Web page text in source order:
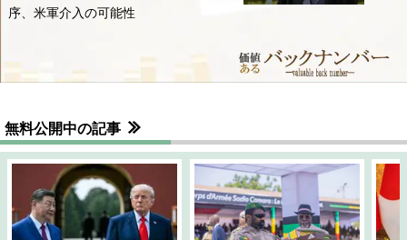
序、米軍介入の可能性
無料公開中の記事